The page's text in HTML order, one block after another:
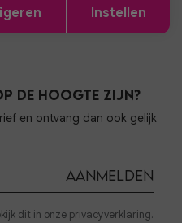
de hoogte zijn?
en ontvang dan ook gelijk
Aanmelden
dit in onze privacyverklaring.
Instellen